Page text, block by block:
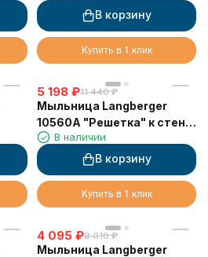
В корзину
Купить в 1 клик
5 198 ₽11 440 ₽
Мыльница Langberger
10560A "Решетка" к стене
двойная хромированная
В наличии
В корзину
Купить в 1 клик
4 095 ₽9 010 ₽
Мыльница Langberger